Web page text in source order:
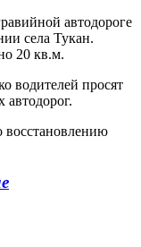
автодороге
села Тукан.
20 кв.м.
водителей просят
восстановлению